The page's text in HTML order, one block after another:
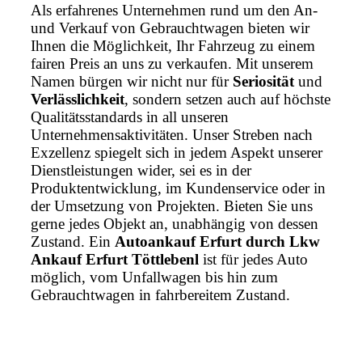
Als erfahrenes Unternehmen rund um den An-
und Verkauf von Gebrauchtwagen bieten wir
Ihnen die Möglichkeit, Ihr Fahrzeug zu einem
fairen Preis an uns zu verkaufen. Mit unserem
Namen bürgen wir nicht nur für Seriosität und
Verlässlichkeit, sondern setzen auch auf höchste
Qualitätsstandards in all unseren
Unternehmensaktivitäten. Unser Streben nach
Exzellenz spiegelt sich in jedem Aspekt unserer
Dienstleistungen wider, sei es in der
Produktentwicklung, im Kundenservice oder in
der Umsetzung von Projekten. Bieten Sie uns
gerne jedes Objekt an, unabhängig von dessen
Zustand. Ein Autoankauf Erfurt durch Lkw
Ankauf Erfurt Töttlebenl ist für jedes Auto
möglich, vom Unfallwagen bis hin zum
Gebrauchtwagen in fahrbereitem Zustand.